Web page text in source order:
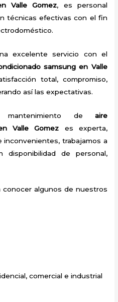
Valle Gomez, es personal
técnicas efectivas con el fin
excelente servicio con el
samsung en Valle
total, compromiso,
así las expectativas.
mantenimiento de aire
Valle Gomez es experta,
trabajamos a
de personal,
algunos de nuestros
comercial e industrial